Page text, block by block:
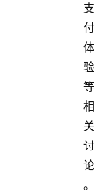
支
付
体
验
等
相
关
讨
论
。